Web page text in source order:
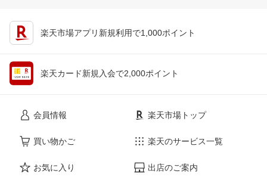
楽天市場アプリ新規利用で1,000ポイント
楽天カード新規入会で2,000ポイント
会員情報
買い物かご
お気に入り
楽天市場トップ
楽天のサービス一覧
出店のご案内